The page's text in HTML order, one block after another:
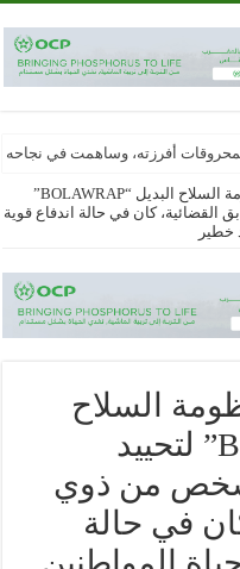
أفرزته، وساهمت في
بطنجة: استعمال منظومة السلاح البديل “BOLAWRAP”
كان في حالة اندفاع قوية
خطير
السلاح
البديل “BOLAWRAP” لتحييد
شخص من ذوي
في حالة